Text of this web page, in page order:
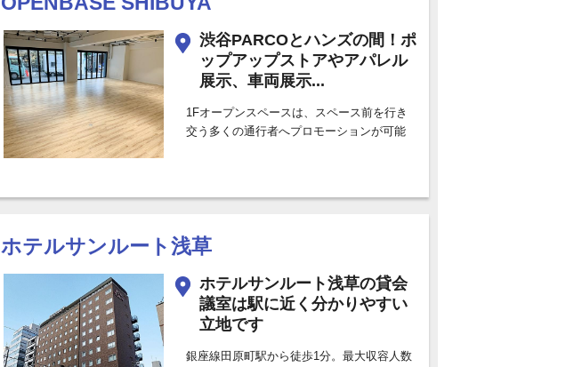
渋谷PARCOとハンズの間！ポ
ップアップストアやアパレル
展示、車両展示...
1Fオープンスペースは、スペース前を行き
交う多くの通行者へプロモーションが可能
ホテルサンルート浅草
ホテルサンルート浅草の貸会
議室は駅に近く分かりやすい
立地です
銀座線田原町駅から徒歩1分。最大収容人数